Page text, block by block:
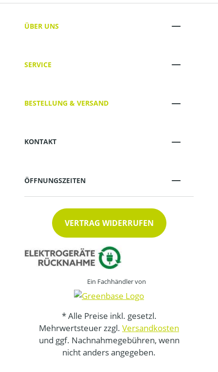
ÜBER UNS
SERVICE
BESTELLUNG & VERSAND
KONTAKT
ÖFFNUNGSZEITEN
VERTRAG WIDERRUFEN
Ein Fachhändler von
* Alle Preise inkl. gesetzl.
Mehrwertsteuer zzgl. Versandkosten
und ggf. Nachnahmegebühren, wenn
nicht anders angegeben.